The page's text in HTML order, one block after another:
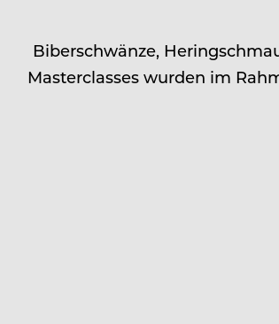
Biberschwänze,
Masterclasses wurden im